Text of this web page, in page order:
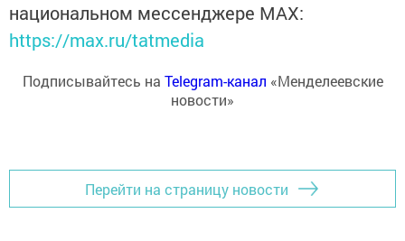
национальном мессенджере MАХ:
https://max.ru/tatmedia
Подписывайтесь на Telegram-канал «Менделеевские
новости»
Перейти на страницу новости